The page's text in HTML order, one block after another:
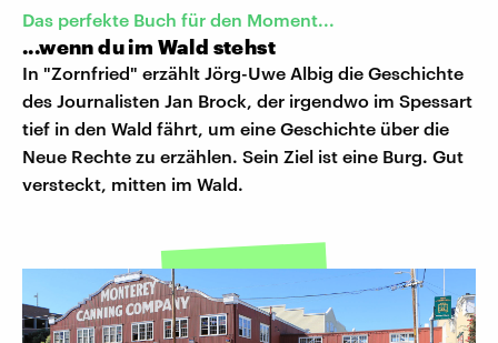
Das perfekte Buch für den Moment...
...wenn du im Wald stehst
In "Zornfried" erzählt Jörg-Uwe Albig die Geschichte
des Journalisten Jan Brock, der irgendwo im Spessart
tief in den Wald fährt, um eine Geschichte über die
Neue Rechte zu erzählen. Sein Ziel ist eine Burg. Gut
versteckt, mitten im Wald.